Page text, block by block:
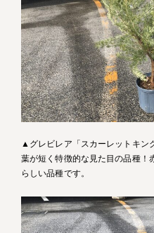
▲グレビレア「スカーレットキン
葉が短く特徴的な見た目の品種！
らしい品種です。